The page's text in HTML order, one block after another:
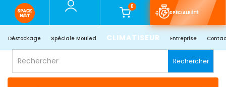
0
SPÉCIALE ÉTÉ
Déstockage Spéciale Mouled CLIMATISEUR Entreprise
Rechercher